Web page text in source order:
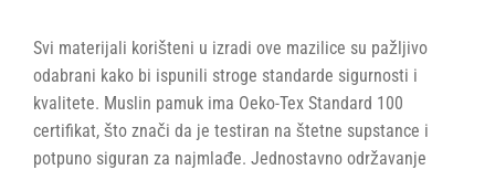
Svi materijali korišteni u izradi ove mazilice su pažljivo
odabrani kako bi ispunili stroge standarde sigurnosti i
kvalitete. Muslin pamuk ima Oeko-Tex Standard 100
certifikat, što znači da je testiran na štetne supstance i
potpuno siguran za najmlađe. Jednostavno održavanje